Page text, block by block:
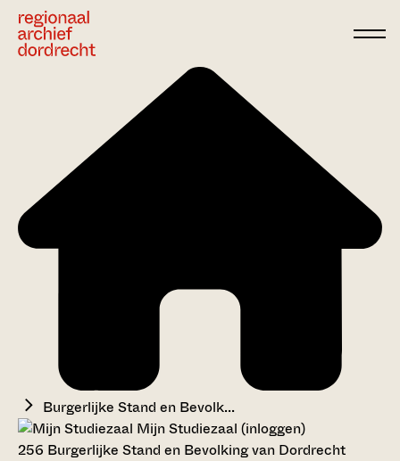
Burgerlijke Stand en Bevolk...
Mijn Studiezaal (inloggen)
256 Burgerlijke Stand en Bevolking van Dordrecht